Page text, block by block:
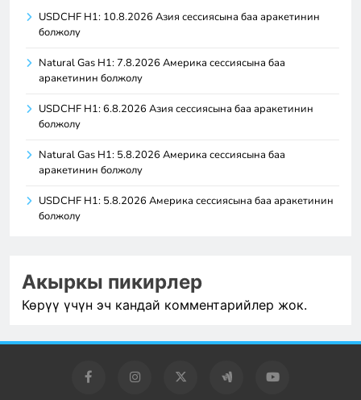
USDCHF H1: 10.8.2026 Азия сессиясына баа аракетинин
болжолу
Natural Gas H1: 7.8.2026 Америка сессиясына баа
аракетинин болжолу
USDCHF H1: 6.8.2026 Азия сессиясына баа аракетинин
болжолу
Natural Gas H1: 5.8.2026 Америка сессиясына баа
аракетинин болжолу
USDCHF H1: 5.8.2026 Америка сессиясына баа аракетинин
болжолу
Акыркы пикирлер
Көрүү үчүн эч кандай комментарийлер жок.